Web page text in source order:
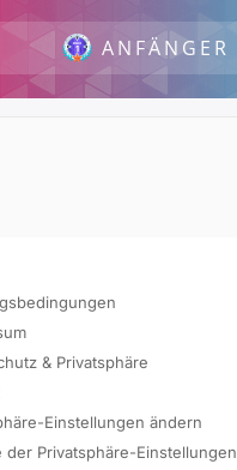
ANFÄNGER
& Privatsphäre
Einstellungen ändern
der Privatsphäre-Einstellungen